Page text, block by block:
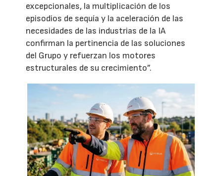
excepcionales, la multiplicación de los
episodios de sequía y la aceleración de las
necesidades de las industrias de la IA
confirman la pertinencia de las soluciones
del Grupo y refuerzan los motores
estructurales de su crecimiento”.